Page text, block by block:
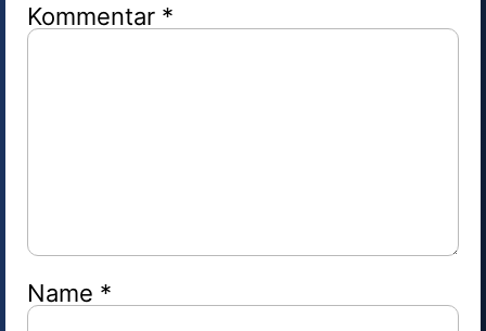
Kommentar *
Name *